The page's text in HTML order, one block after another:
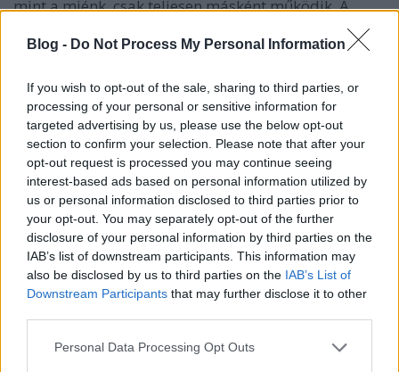
Blog - Do Not Process My Personal Information
If you wish to opt-out of the sale, sharing to third parties, or
processing of your personal or sensitive information for
targeted advertising by us, please use the below opt-out
section to confirm your selection. Please note that after your
opt-out request is processed you may continue seeing
interest-based ads based on personal information utilized by
us or personal information disclosed to third parties prior to
your opt-out. You may separately opt-out of the further
disclosure of your personal information by third parties on the
IAB’s list of downstream participants. This information may
also be disclosed by us to third parties on the IAB’s List of
Downstream Participants that may further disclose it to other
Please note that this website/app uses one or more Google
Personal Data Processing Opt Outs
mint a miénk, csak teljesen másként működik. A
szavakban nyilvánul meg, hanem a tettekben, és